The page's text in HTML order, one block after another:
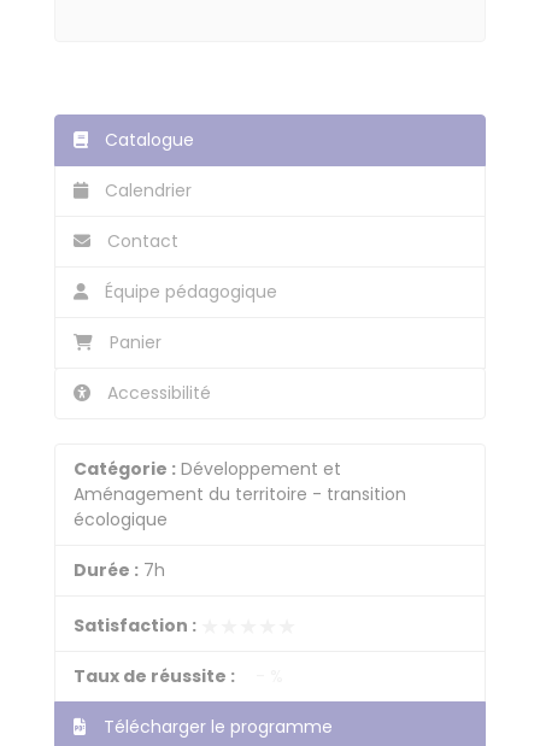
Catalogue
Calendrier
Contact
Équipe pédagogique
Panier
Accessibilité
Catégorie : Développement et
Aménagement du territoire - transition
écologique
Durée : 7h
Satisfaction :
Taux de réussite :
Télécharger le programme